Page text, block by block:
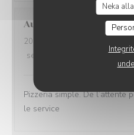
Neka
Aurélien
2026-06-27
service
3/5
Pizzeria simple. De l’attente
le service